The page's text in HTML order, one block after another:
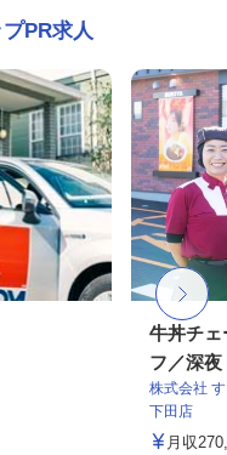
PR求人
牛丼チェ
フ／深夜
株式会社
下田店
月収